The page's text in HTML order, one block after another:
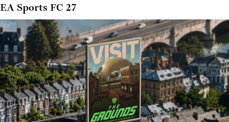
EA Sports FC 27